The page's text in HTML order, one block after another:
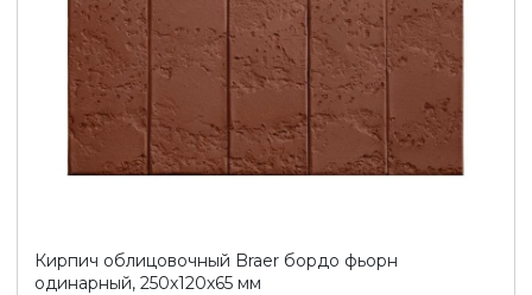
Кирпич облицовочный Braer бордо фьорн
одинарный, 250х120х65 мм